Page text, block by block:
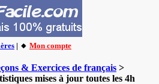
| 🔸 Mon compte
& Exercices de français >
mises à jour toutes les 4h